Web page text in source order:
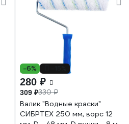
-6%
280 ₽
309 ₽330 ₽
Валик "Водные краски"
СИБРТЕХ 250 мм, ворс 12